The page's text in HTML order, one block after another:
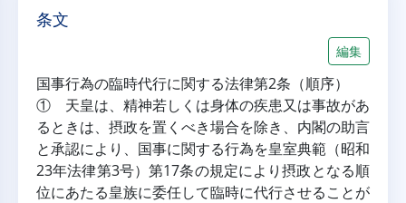
条文
編集
国事行為の臨時代行に関する法律第2条（順序）
① 天皇は、精神若しくは身体の疾患又は事故があ
るときは、摂政を置くべき場合を除き、内閣の助言
と承認により、国事に関する行為を皇室典範（昭和
23年法律第3号）第17条の規定により摂政となる順
位にあたる皇族に委任して臨時に代行させることが